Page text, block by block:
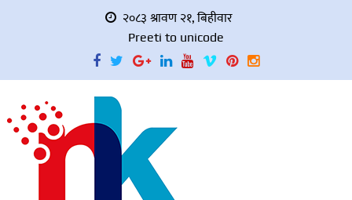
२०८३ श्रावण २१, बिहीवार
Preeti to unicode